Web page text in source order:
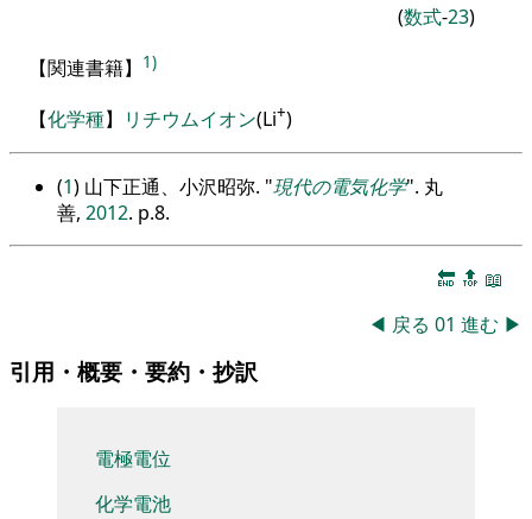
(数式-23)
【関連書籍】 1)
【化学種】 リチウムイオン(Li+)
(1) 山下正通、小沢昭弥. 現代の電気化学 . 丸
善, 2012. p.8.
🔚 🔝 📖
◀ 戻る 01 進む ▶
引用・概要・要約・抄訳
電極電位
化学電池